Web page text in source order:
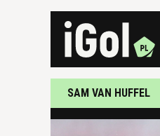
SAM VAN HUFFEL